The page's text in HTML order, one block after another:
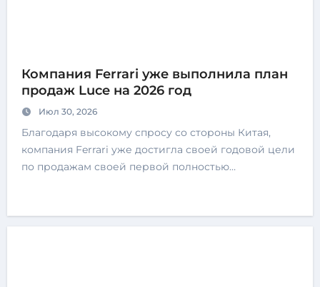
Компания Ferrari уже выполнила план
продаж Luce на 2026 год
Июл 30, 2026
Благодаря высокому спросу со стороны Китая,
компания Ferrari уже достигла своей годовой цели
по продажам своей первой полностью…